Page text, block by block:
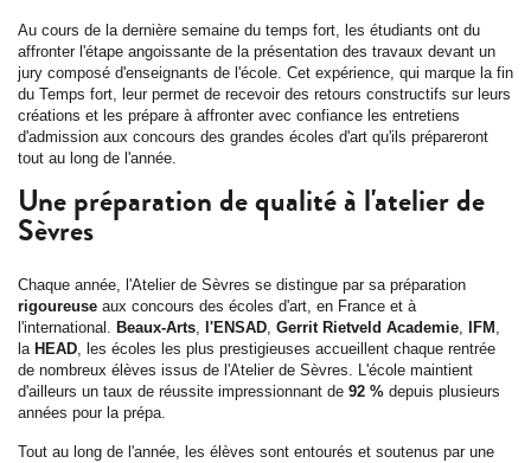
Au cours de la dernière semaine du temps fort, les étudiants ont du
affronter l'étape angoissante de la présentation des travaux devant un
jury composé d'enseignants de l'école. Cet expérience, qui marque la fin
du Temps fort, leur permet de recevoir des retours constructifs sur leurs
créations et les prépare à affronter avec confiance les entretiens
d'admission aux concours des grandes écoles d'art qu'ils prépareront
tout au long de l'année.
Une préparation de qualité à l'atelier de
Sèvres
Chaque année, l'Atelier de Sèvres se distingue par sa préparation
rigoureuse aux concours des écoles d'art, en France et à
l'international. Beaux-Arts, l'ENSAD, Gerrit Rietveld Academie, IFM ,
la HEAD, les écoles les plus prestigieuses accueillent chaque rentrée
de nombreux élèves issus de l'Atelier de Sèvres. L'école maintient
d'ailleurs un taux de réussite impressionnant de 92 % depuis plusieurs
années pour la prépa.
Tout au long de l'année, les élèves sont entourés et soutenus par une